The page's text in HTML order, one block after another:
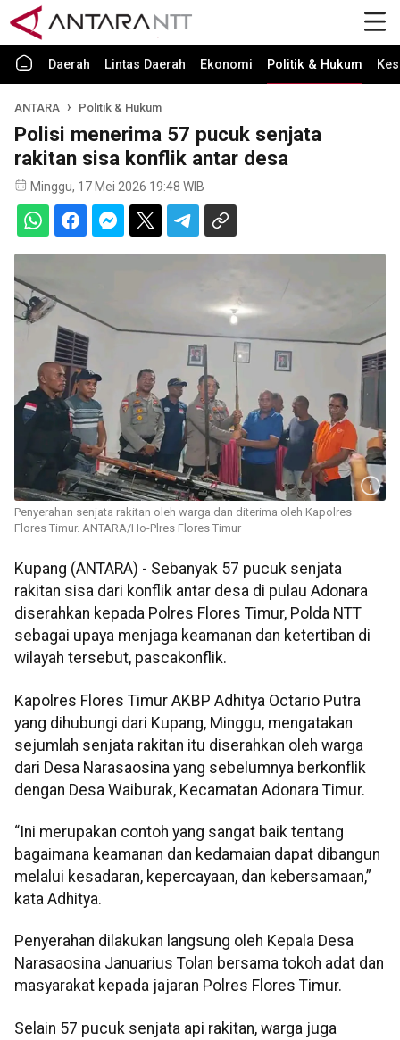
Daerah Lintas Daerah Ekonomi Politik & Hukum
ANTARA Politik & Hukum
Polisi menerima 57 pucuk senjata
rakitan sisa konflik antar desa
Minggu, 17 Mei 2026 19:48 WIB
Penyerahan senjata rakitan oleh warga dan diterima oleh Kapolres
Flores Timur. ANTARA/Ho-Plres Flores Timur
Kupang (ANTARA) - Sebanyak 57 pucuk senjata
rakitan sisa dari konflik antar desa di pulau Adonara
diserahkan kepada Polres Flores Timur, Polda NTT
sebagai upaya menjaga keamanan dan ketertiban di
wilayah tersebut, pascakonflik.
Kapolres Flores Timur AKBP Adhitya Octario Putra
yang dihubungi dari Kupang, Minggu, mengatakan
sejumlah senjata rakitan itu diserahkan oleh warga
dari Desa Narasaosina yang sebelumnya berkonflik
dengan Desa Waiburak, Kecamatan Adonara Timur.
“Ini merupakan contoh yang sangat baik tentang
bagaimana keamanan dan kedamaian dapat dibangun
melalui kesadaran, kepercayaan, dan kebersamaan,”
kata Adhitya.
Penyerahan dilakukan langsung oleh Kepala Desa
Narasaosina Januarius Tolan bersama tokoh adat dan
masyarakat kepada jajaran Polres Flores Timur.
Selain 57 pucuk senjata api rakitan, warga juga